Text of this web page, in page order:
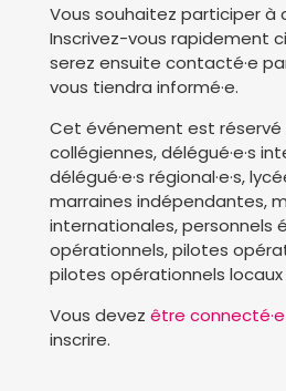
Vous souhaitez participer à
Inscrivez-vous rapidement
serez ensuite contacté·e
vous tiendra informé·e.
Cet événement est
collégiennes, délégué·e·s
délégué·e·s régional·e·s,
marraines indépendantes,
internationales, personnels
opérationnels, pilotes
pilotes opérationnels locaux
Vous devez être connecté·e
inscrire.